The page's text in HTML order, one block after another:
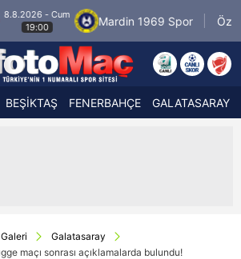
1969 Spor Özbelsan Sivasspor
BEŞİKTAŞ FENERBAHÇE GALATASARAY
Galeri
Galatasaray
maçı sonrası açıklamalarda bulundu!